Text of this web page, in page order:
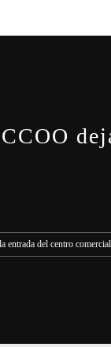
entrada del centro